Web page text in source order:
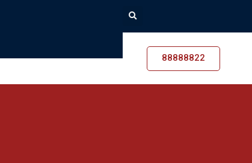
88888822